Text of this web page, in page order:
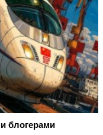
блогерами